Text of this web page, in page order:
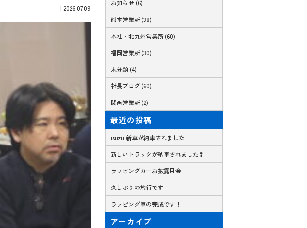
| 2026.07.09
お知らせ (6)
熊本営業所 (38)
本社・北九州営業所 (60)
福岡営業所 (30)
未分類 (4)
社長ブログ (60)
関西営業所 (2)
最近の投稿
isuzu 新車が納車されました
新しいトラックが納車されました❢
ラッピングカーお披露目会
久しぶりの旅行です
ラッピング車の完成です！
アーカイブ